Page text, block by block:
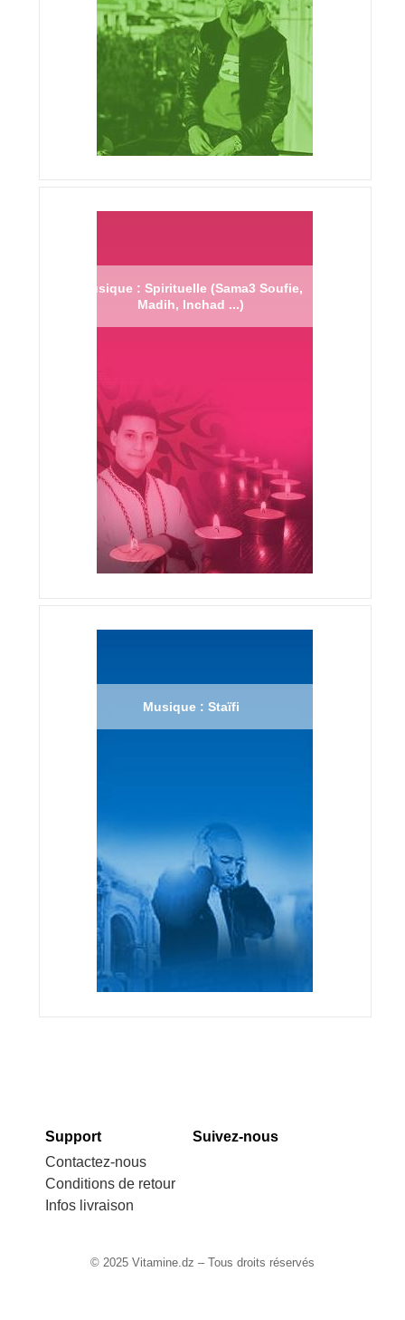
Musique : Spirituelle (Sama3 Soufie,
Madih, Inchad ...)
Musique : Staïfi
Support
Contactez-nous
Conditions de retour
Infos livraison
Suivez-nous
© 2025 Vitamine.dz – Tous droits réservés